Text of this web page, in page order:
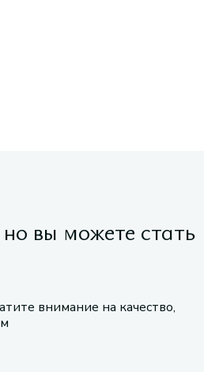
вы можете стать
внимание на качество,